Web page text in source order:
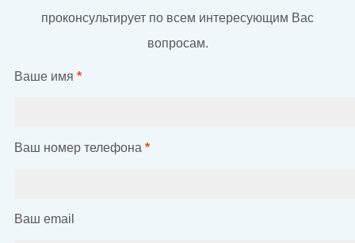
проконсультирует по всем интересующим Вас
вопросам.
Ваше имя *
Ваш номер телефона *
Ваш email